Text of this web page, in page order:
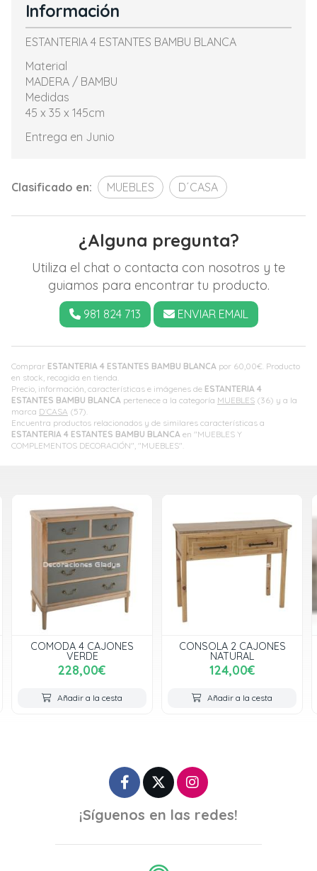
Comprar ESTANTERIA 4 ESTANTES BAMBU BLANCA por 60,00€ . Producto
en stock, recogida en tienda.
Precio, información, características e imágenes de ESTANTERIA 4
ESTANTES BAMBU BLANCA pertenece a la categoría MUEBLES (36) y a la
marca D´CASA (57).
Encuentra productos relacionados y de similares características a
ESTANTERIA 4 ESTANTES BAMBU BLANCA en "MUEBLES Y
COMPLEMENTOS DECORACIÓN", "MUEBLES".
Información
ESTANTERIA 4 ESTANTES BAMBU BLANCA
Material
MADERA / BAMBU
Medidas
45 x 35 x 145cm
Entrega en Junio
Clasificado en: MUEBLES D´CASA
¿Alguna pregunta?
Utiliza el chat o contacta con nosotros y te
guiamos para encontrar tu producto.
981 824 713 ENVIAR EMAIL
CONSOLA 2 CAJONES
NATURAL
124,00€
Añadir a la cesta
LIBRERIA INFANTIL MADERA
47,00€
varios modelos
Añadir a la cesta
¡Síguenos en las redes!